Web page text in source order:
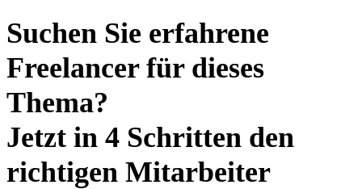
Suchen Sie erfahrene
Freelancer für dieses
Thema?
Jetzt in 4 Schritten den
richtigen Mitarbeiter